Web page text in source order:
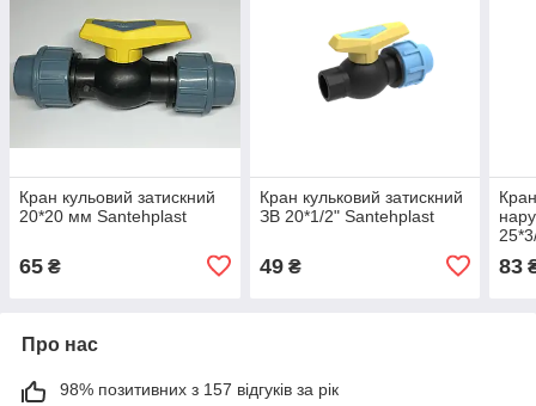
Кран кульовий затискний
20*20 мм Santehplast
65 ₴
Кран кульковий затискний
ЗВ 20*1/2" Santehplast
49₴ 83
Про нас
98% позитивних з 157 відгуків за рік